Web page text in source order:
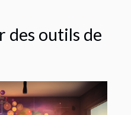
des outils de